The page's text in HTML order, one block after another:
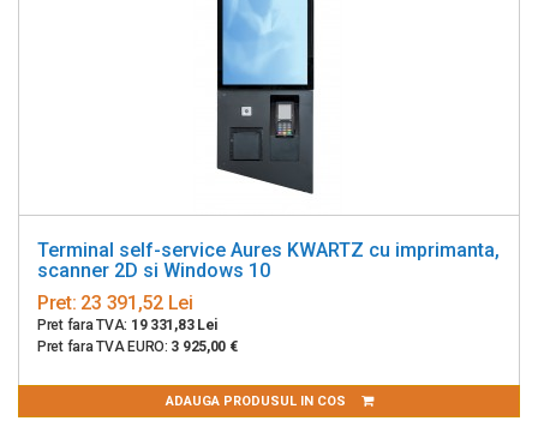
Terminal self-service Aures KWARTZ cu imprimanta,
scanner 2D si Windows 10
Pret: 23 391,52 Lei
Pret fara TVA: 19 331,83 Lei
Pret fara TVA EURO: 3 925,00 €
ADAUGA PRODUSUL IN COS